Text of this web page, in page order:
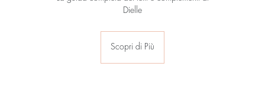
Dielle
Scopri di Più